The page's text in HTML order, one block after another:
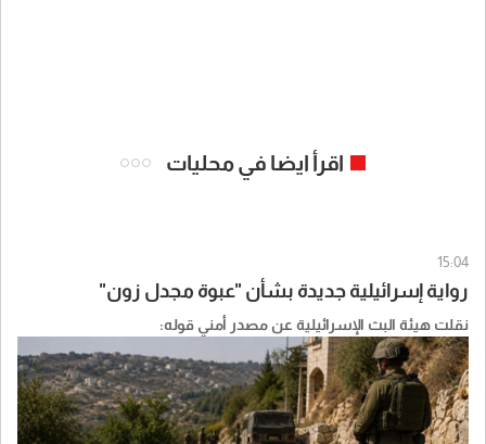
اقرأ ايضا في محليات
15:04
رواية إسرائيلية جديدة بشأن "عبوة مجدل زون"
نقلت هيئة البث الإسرائيلية عن مصدر أمني قوله: